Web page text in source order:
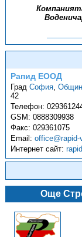
Рапид ЕООД
ГрадСофия,
42
Телефон:
GSM:0888309938
Факс:029361075
Email:
Интернет сайт:
Още